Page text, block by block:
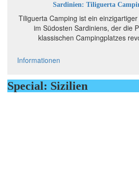
Sardinien: Tiliguerta
Tiliguerta Camping ist ein
im Südosten Sardiniens, der die
klassischen Campingplatzes
Informationen
Special: Sizilien